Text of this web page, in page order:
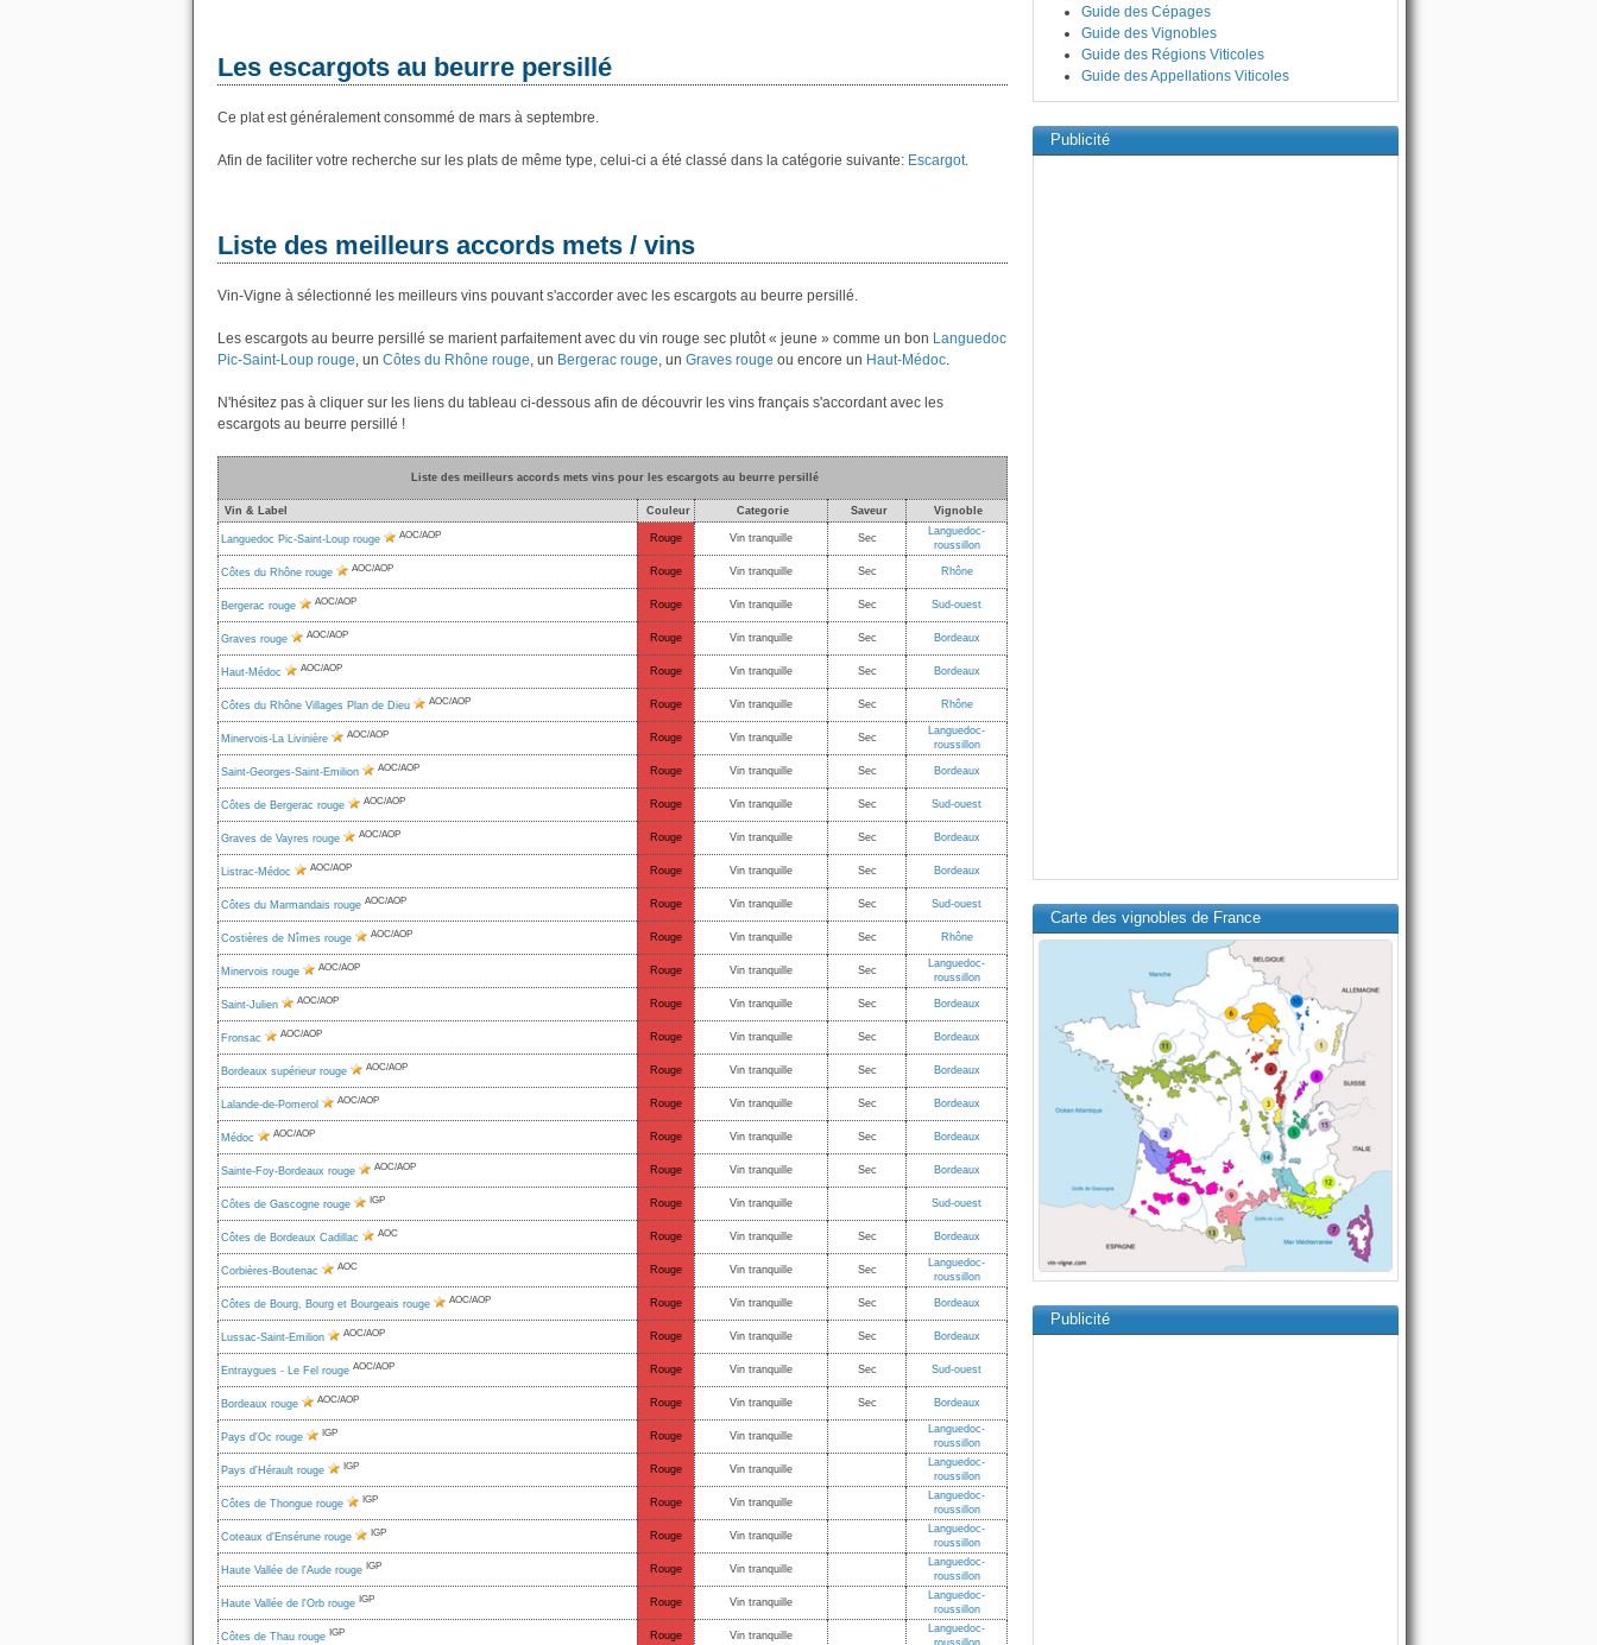
Les escargots au beurre persillé
Ce plat est généralement consommé de mars à septembre.
Afin de faciliter votre recherche sur les plats de même type, celui-ci a été classé dans la catégorie suivante: Escargot.
Liste des meilleurs accords mets / vins
Vin-Vigne à sélectionné les meilleurs vins pouvant s'accorder avec les escargots au beurre persillé.
Les escargots au beurre persillé se marient parfaitement avec du vin rouge sec plutôt « jeune » comme un bon Languedoc
Pic-Saint-Loup rouge, un Côtes du Rhône rouge, un Bergerac rouge, un Graves rouge ou encore un Haut-Médoc.
N'hésitez pas à cliquer sur les liens du tableau ci-dessous afin de découvrir les vins français s'accordant avec les
escargots au beurre persillé !
Liste des meilleurs accords mets vins pour les escargots au beurre persillé
Vin & Label Couleur Categorie Saveur Vignoble
Languedoc Pic-Saint-Loup rouge AOC/AOP Rouge Vin tranquille Sec
Languedoc-
roussillon
Côtes du Rhône rouge AOC/AOP Rouge Vin tranquille Sec Rhône
Bergerac rouge AOC/AOP Rouge Vin tranquille Sec Sud-ouest
Graves rouge AOC/AOP Rouge Vin tranquille Sec Bordeaux
Haut-Médoc AOC/AOP Rouge Vin tranquille Sec Bordeaux
Côtes du Rhône Villages Plan de Dieu AOC/AOP Rouge Vin tranquille Sec Rhône
Minervois-La Livinière AOC/AOP Rouge Vin tranquille Sec
Languedoc-
roussillon
Saint-Georges-Saint-Emilion AOC/AOP Rouge Vin tranquille Sec Bordeaux
Côtes de Bergerac rouge AOC/AOP Rouge Vin tranquille Sec Sud-ouest
Graves de Vayres rouge AOC/AOP Rouge Vin tranquille Sec Bordeaux
Listrac-Médoc AOC/AOP Rouge Vin tranquille Sec Bordeaux
Côtes du Marmandais rouge AOC/AOP Rouge Vin tranquille Sec Sud-ouest
Costières de Nîmes rouge AOC/AOP Rouge Vin tranquille Sec Rhône
Minervois rouge AOC/AOP Rouge Vin tranquille Sec
Languedoc-
roussillon
Saint-Julien AOC/AOP Rouge Vin tranquille Sec Bordeaux
Fronsac AOC/AOP Rouge Vin tranquille Sec Bordeaux
Bordeaux supérieur rouge AOC/AOP Rouge Vin tranquille Sec Bordeaux
Lalande-de-Pomerol AOC/AOP Rouge Vin tranquille Sec Bordeaux
Médoc AOC/AOP Rouge Vin tranquille Sec Bordeaux
Sainte-Foy-Bordeaux rouge AOC/AOP Rouge Vin tranquille Sec Bordeaux
Côtes de Gascogne rouge IGP Rouge Vin tranquille Sud-ouest
Côtes de Bordeaux Cadillac AOC Rouge Vin tranquille Sec Bordeaux
Corbières-Boutenac AOC Rouge Vin tranquille Sec
Languedoc-
roussillon
Côtes de Bourg, Bourg et Bourgeais rouge AOC/AOP Rouge Vin tranquille Sec Bordeaux
Lussac-Saint-Emilion AOC/AOP Rouge Vin tranquille Sec Bordeaux
Entraygues - Le Fel rouge AOC/AOP Rouge Vin tranquille Sec Sud-ouest
Bordeaux rouge AOC/AOP Rouge Vin tranquille Sec Bordeaux
Pays d'Oc rouge IGP Rouge Vin tranquille
Languedoc-
roussillon
Pays d'Hérault rouge IGP Rouge Vin tranquille
Languedoc-
roussillon
Côtes de Thongue rouge IGP Rouge Vin tranquille
Languedoc-
roussillon
Coteaux d'Ensérune rouge IGP Rouge Vin tranquille
Languedoc-
roussillon
Haute Vallée de l'Aude rouge IGP Rouge Vin tranquille
Languedoc-
roussillon
Haute Vallée de l'Orb rouge IGP Rouge Vin tranquille
Languedoc-
roussillon
Côtes de Thau rouge IGP Rouge Vin tranquille
Languedoc-
roussillon
Guide des Cépages
Guide des Vignobles
Guide des Régions Viticoles
Guide des Appellations Viticoles
Publicité
Carte des vignobles de France
Publicité